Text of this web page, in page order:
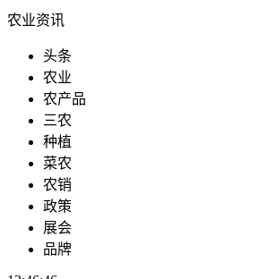
农业资讯
头条
农业
农产品
三农
种植
菜农
农销
政策
展会
品牌